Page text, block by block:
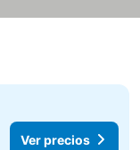
Ver precios